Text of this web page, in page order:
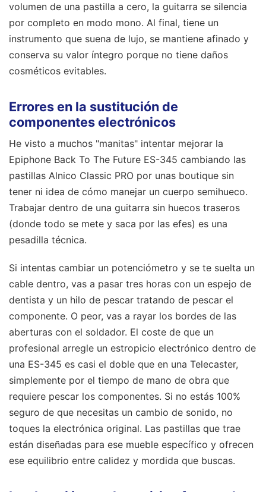
volumen de una pastilla a cero, la guitarra se silencia
por completo en modo mono. Al final, tiene un
instrumento que suena de lujo, se mantiene afinado y
conserva su valor íntegro porque no tiene daños
cosméticos evitables.
Errores en la sustitución de
componentes electrónicos
He visto a muchos "manitas" intentar mejorar la
Epiphone Back To The Future ES-345 cambiando las
pastillas Alnico Classic PRO por unas boutique sin
tener ni idea de cómo manejar un cuerpo semihueco.
Trabajar dentro de una guitarra sin huecos traseros
(donde todo se mete y saca por las efes) es una
pesadilla técnica.
Si intentas cambiar un potenciómetro y se te suelta un
cable dentro, vas a pasar tres horas con un espejo de
dentista y un hilo de pescar tratando de pescar el
componente. O peor, vas a rayar los bordes de las
aberturas con el soldador. El coste de que un
profesional arregle un estropicio electrónico dentro de
una ES-345 es casi el doble que en una Telecaster,
simplemente por el tiempo de mano de obra que
requiere pescar los componentes. Si no estás 100%
seguro de que necesitas un cambio de sonido, no
toques la electrónica original. Las pastillas que trae
están diseñadas para ese mueble específico y ofrecen
ese equilibrio entre calidez y mordida que buscas.